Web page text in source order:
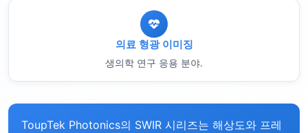
의료 형광 이미징
생의학 연구 응용 분야.
ToupTek Photonics의 SWIR 시리즈는 해상도와 프레